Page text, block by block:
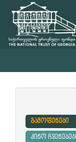
გამოფენები
კინო